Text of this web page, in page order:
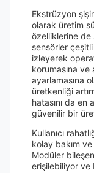
Ekstrüzyon
olarak üretim
özelliklerine
sensörler
izleyerek
korumasına ve
ayarlamasına
üretkenliği
hatasını da
güvenilir bir
Kullanıcı
kolay bakım
Modüler
erişilebiliyor ve